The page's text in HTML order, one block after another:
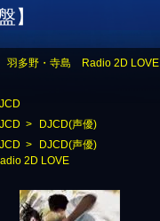
】
羽多野・寺島 Radio 2D LOVE
>
DJCD(声優)
>
DJCD(声優)
2D LOVE